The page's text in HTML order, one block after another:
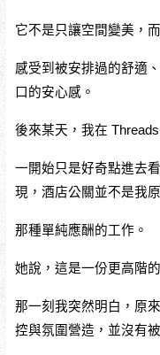
它不是只讓空間變美，
感受到被安排過的舒適
口的安心感。
後來某天，我在
一開始只是好奇點進去
現，酒店公關並不是我
那種單純應酬的工作。
她說，這是一份更高階
那一刻我突然明白，原
控與氛圍營造，並沒有